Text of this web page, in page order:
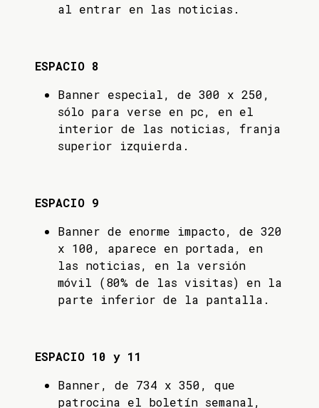
al entrar en las noticias.
ESPACIO 8
Banner especial, de 300 x 250,
sólo para verse en pc, en el
interior de las noticias, franja
superior izquierda.
ESPACIO 9
Banner de enorme impacto, de 320
x 100, aparece en portada, en
las noticias, en la versión
móvil (80% de las visitas) en la
parte inferior de la pantalla.
ESPACIO 10 y 11
Banner, de 734 x 350, que
patrocina el boletín semanal,